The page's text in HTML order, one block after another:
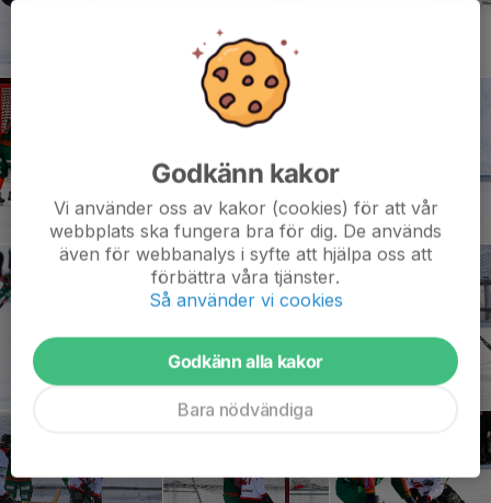
Godkänn kakor
Vi använder oss av kakor (cookies) för att vår
webbplats ska fungera bra för dig. De används
även för webbanalys i syfte att hjälpa oss att
förbättra våra tjänster.
Så använder vi cookies
Godkänn alla kakor
Bara nödvändiga